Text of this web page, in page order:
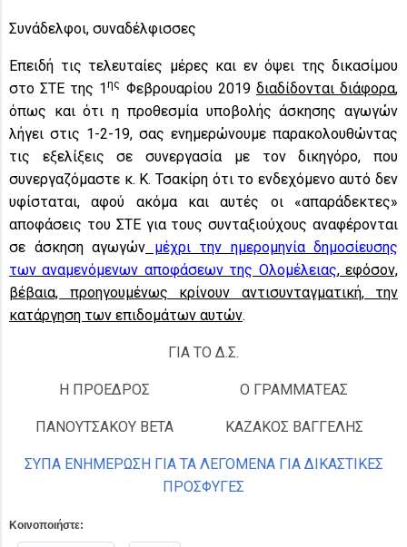
Συνάδελφοι, συναδέλφισσες
Επειδή τις τελευταίες μέρες και εν όψει της δικασίμου
στο ΣΤΕ της 1ης Φεβρουαρίου 2019 διαδίδονται διάφορα,
όπως και ότι η προθεσμία υποβολής άσκησης αγωγών
λήγει στις 1-2-19, σας ενημερώνουμε παρακολουθώντας
τις εξελίξεις σε συνεργασία με τον δικηγόρο, που
συνεργαζόμαστε κ. Κ. Τσακίρη ότι το ενδεχόμενο αυτό δεν
υφίσταται, αφού ακόμα και αυτές οι «απαράδεκτες»
αποφάσεις του ΣΤΕ για τους συνταξιούχους αναφέρονται
σε άσκηση αγωγών μέχρι την ημερομηνία δημοσίευσης
των αναμενόμενων αποφάσεων της Ολομέλειας, εφόσον,
βέβαια, προηγουμένως κρίνουν αντισυνταγματική, την
κατάργηση των επιδομάτων αυτών.
ΓΙΑ ΤΟ Δ.Σ.
Η ΠΡΟΕΔΡΟΣ
ΠΑΝΟΥΤΣΑΚΟΥ ΒΕΤΑ
Ο ΓΡΑΜΜΑΤΕΑΣ
ΚΑΖΑΚΟΣ ΒΑΓΓΕΛΗΣ
ΣΥΠΑ ΕΝΗΜΕΡΩΣΗ ΓΙΑ ΤΑ ΛΕΓΟΜΕΝΑ ΓΙΑ ΔΙΚΑΣΤΙΚΕΣ
ΠΡΟΣΦΥΓΕΣ
Κοινοποιήστε: